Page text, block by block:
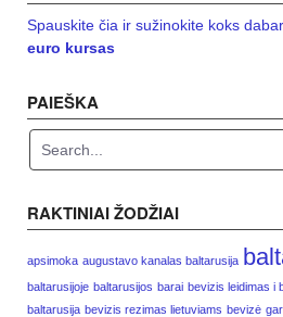
Spauskite čia ir sužinokite koks dabar
euro kursas
PAIEŠKA
RAKTINIAI ŽODŽIAI
apsimoka augustavo kanalas baltarusija
baltarusijoje baltarusijos barai bevizis leidimas i
baltarusija bevizis rezimas lietuviams bevizė